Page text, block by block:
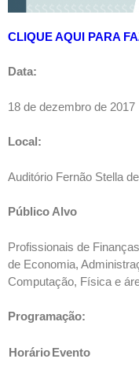
CLIQUE AQUI PARA
Data:
18 de dezembro de 2017
Local:
Auditório Fernão Stella
Público Alvo
Profissionais de
de Economia,
Computação, Física e
Programação:
HorárioEvento